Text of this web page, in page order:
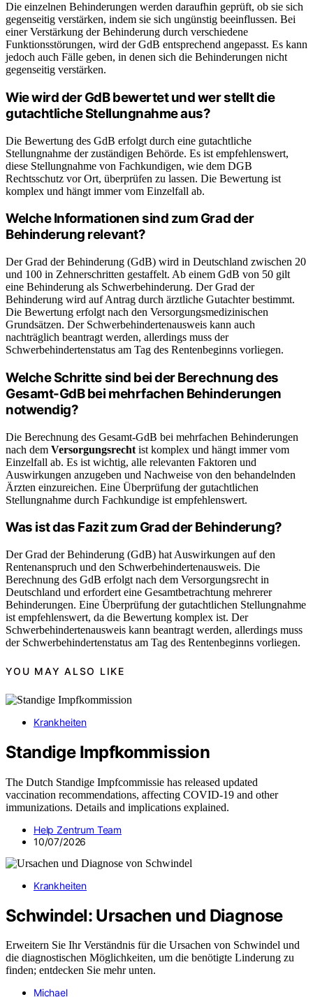
Die einzelnen Behinderungen werden daraufhin geprüft, ob sie sich
gegenseitig verstärken, indem sie sich ungünstig beeinflussen. Bei
einer Verstärkung der Behinderung durch verschiedene
Funktionsstörungen, wird der GdB entsprechend angepasst. Es kann
jedoch auch Fälle geben, in denen sich die Behinderungen nicht
gegenseitig verstärken.
Wie wird der GdB bewertet und wer stellt die
gutachtliche Stellungnahme aus?
Die Bewertung des GdB erfolgt durch eine gutachtliche
Stellungnahme der zuständigen Behörde. Es ist empfehlenswert,
diese Stellungnahme von Fachkundigen, wie dem DGB
Rechtsschutz vor Ort, überprüfen zu lassen. Die Bewertung ist
komplex und hängt immer vom Einzelfall ab.
Welche Informationen sind zum Grad der
Behinderung relevant?
Der Grad der Behinderung (GdB) wird in Deutschland zwischen 20
und 100 in Zehnerschritten gestaffelt. Ab einem GdB von 50 gilt
eine Behinderung als Schwerbehinderung. Der Grad der
Behinderung wird auf Antrag durch ärztliche Gutachter bestimmt.
Die Bewertung erfolgt nach den Versorgungsmedizinischen
Grundsätzen. Der Schwerbehindertenausweis kann auch
nachträglich beantragt werden, allerdings muss der
Schwerbehindertenstatus am Tag des Rentenbeginns vorliegen.
Welche Schritte sind bei der Berechnung des
Gesamt-GdB bei mehrfachen Behinderungen
notwendig?
Die Berechnung des Gesamt-GdB bei mehrfachen Behinderungen
nach dem Versorgungsrecht ist komplex und hängt immer vom
Einzelfall ab. Es ist wichtig, alle relevanten Faktoren und
Auswirkungen anzugeben und Nachweise von den behandelnden
Ärzten einzureichen. Eine Überprüfung der gutachtlichen
Stellungnahme durch Fachkundige ist empfehlenswert.
Was ist das Fazit zum Grad der Behinderung?
Der Grad der Behinderung (GdB) hat Auswirkungen auf den
Rentenanspruch und den Schwerbehindertenausweis. Die
Berechnung des GdB erfolgt nach dem Versorgungsrecht in
Deutschland und erfordert eine Gesamtbetrachtung mehrerer
Behinderungen. Eine Überprüfung der gutachtlichen Stellungnahme
ist empfehlenswert, da die Bewertung komplex ist. Der
Schwerbehindertenausweis kann beantragt werden, allerdings muss
der Schwerbehindertenstatus am Tag des Rentenbeginns vorliegen.
YOU MAY ALSO LIKE
Krankheiten
Standige Impfkommission
The Dutch Standige Impfcommissie has released updated
vaccination recommendations, affecting COVID-19 and other
immunizations. Details and implications explained.
Help Zentrum Team
10/07/2026
Krankheiten
Schwindel: Ursachen und Diagnose
Erweitern Sie Ihr Verständnis für die Ursachen von Schwindel und
die diagnostischen Möglichkeiten, um die benötigte Linderung zu
finden; entdecken Sie mehr unten.
Michael